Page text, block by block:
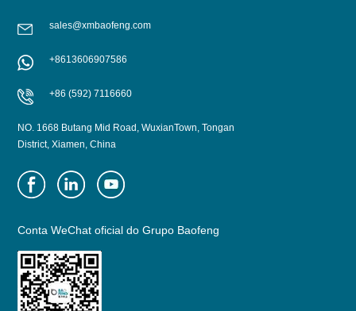
sales@xmbaofeng.com
+8613606907586
+86 (592) 7116660
NO. 1668 Butang Mid Road, WuxianTown, Tongan
District, Xiamen, China
Conta WeChat oficial do Grupo Baofeng